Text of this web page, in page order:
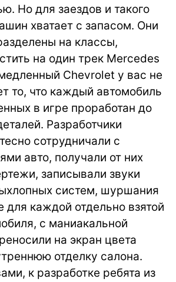
Но для заездов и такого
хватает с запасом. Они
на классы,
на один трек Mercedes
Chevrolet у вас не
то, что каждый автомобиль
в игре проработан до
Разработчики
сотрудничали с
авто, получали от них
записывали звуки
систем, шуршания
для каждой отдельно взятой
с маниакальной
на экран цвета
отделку салона.
к разработке ребята из